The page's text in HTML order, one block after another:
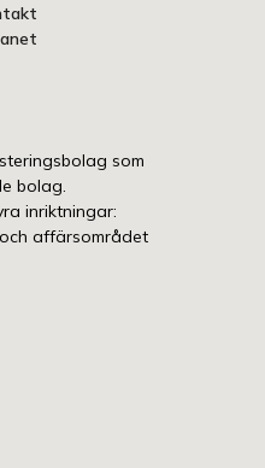
som
bolag.
inriktningar:
affärsområdet